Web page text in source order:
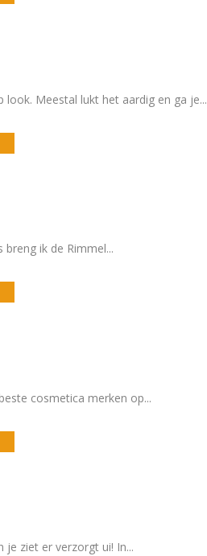
Meestal lukt het aardig en ga je...
ik de Rimmel...
cosmetica merken op...
je ziet er verzorgt ui! In...